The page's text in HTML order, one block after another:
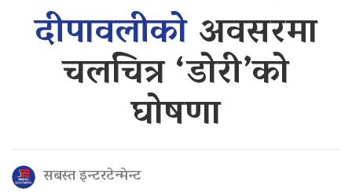
दीपावलीकोअवसरमा
चलचित्र ‘डोरी’को
घोषणा
सबस्त इन्टरटेन्मेन्ट